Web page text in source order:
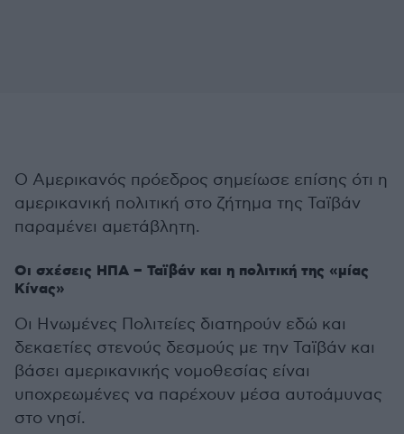
Ο Αμερικανός πρόεδρος σημείωσε επίσης ότι η
αμερικανική πολιτική στο ζήτημα της Ταϊβάν
παραμένει αμετάβλητη.
Οι σχέσεις ΗΠΑ – Ταϊβάν και η πολιτική της «μίας
Κίνας»
Οι Ηνωμένες Πολιτείες διατηρούν εδώ και
δεκαετίες στενούς δεσμούς με την Ταϊβάν και
βάσει αμερικανικής νομοθεσίας είναι
υποχρεωμένες να παρέχουν μέσα αυτοάμυνας
στο νησί.